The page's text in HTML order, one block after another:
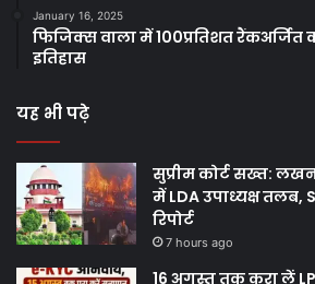
January 16, 2025
फिजिक्स वाला में 100प्रतिशत रैंकअर्जित
इतिहास
यह भी पढ़े
सुप्रीम कोर्ट सख्त:
में LDA उपाध्यक्ष तलब,
रिपोर्ट
7 hours ago
16 अगस्त तक करा लें